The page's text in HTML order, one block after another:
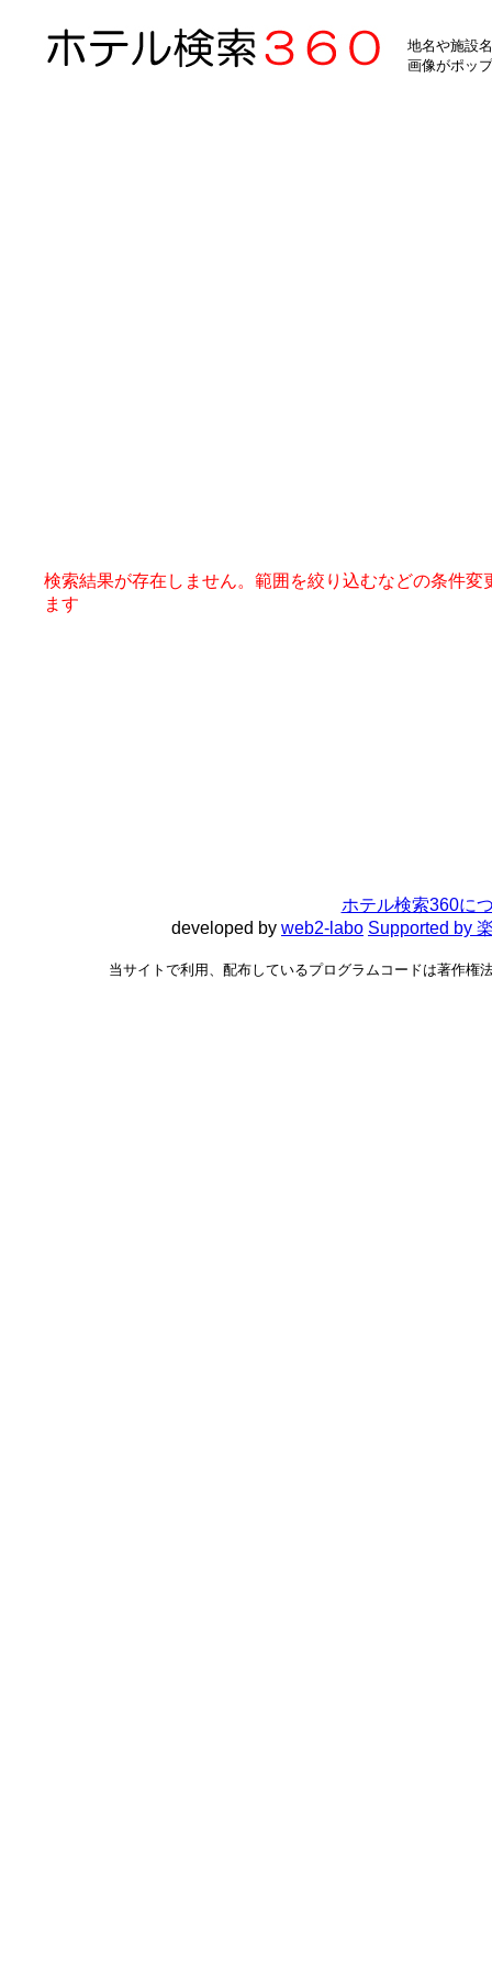
地名や施設
画像がポッ
検索結果が存在しません。範囲を絞り込むなどの条件変
ます
ホテル検索360に
developed by web2-labo Supported by
当サイトで利用、配布しているプログラムコードは著作